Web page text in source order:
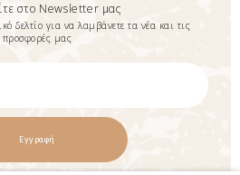
στο Newsletter μας
δελτίο για να λαμβάνετε τα νέα και τις
προσφορές μας
Εγγραφή